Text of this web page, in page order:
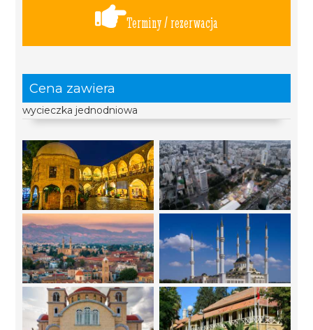
Terminy / rezerwacja
Cena zawiera
wycieczka jednodniowa